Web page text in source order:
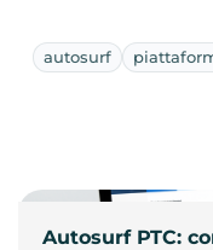
autosurf
Autosurf PTC: